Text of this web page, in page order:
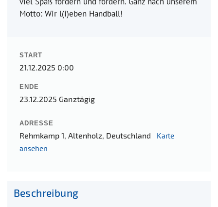
Motto: Wir l(i)eben Handball!
START
21.12.2025 0:00
ENDE
23.12.2025 Ganztägig
ADRESSE
Rehmkamp 1, Altenholz, Deutschland Karte
ansehen
Beschreibung